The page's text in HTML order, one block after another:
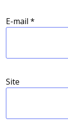
E-mail *
Site